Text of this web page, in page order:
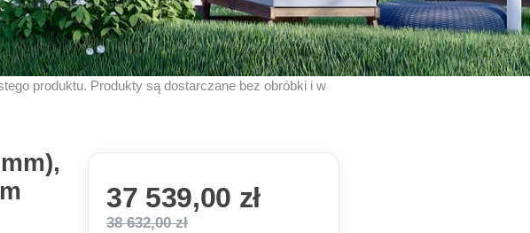
produktu. Produkty są dostarczane bez obróbki i w
37 539,00 zł
38 632,00 zł